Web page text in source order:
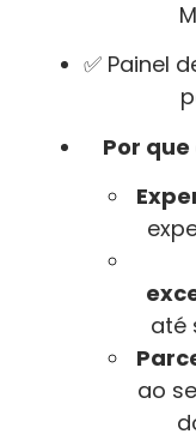
✅ Painel
Por
até
ao